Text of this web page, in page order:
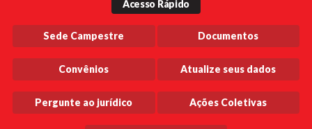
Acesso Rápido
Sede Campestre Documentos
Convênios Atualize seus dados
Pergunte ao jurídico Ações Coletivas